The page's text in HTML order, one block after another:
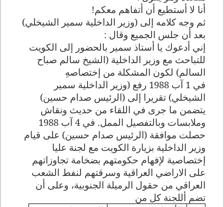
أنا لا أستطيع أن أتفاهم معكم!
ثم وجه كلامه إلى (وزير الداخلية سمير الشيخلي)
بعد أن جلس الجميع وقال :
إني أدعوك يا أستاذ سمير بالحضور إلى الكويت
للتباحث مع وزير الداخلية (الشيخ سالم صباح
السالم) لكون المشكلة من إختصاصهِ
في 1 آب 1988 رفع (وزير الداخلية سمير
الشيخلي) تقريرا إلى (الرئيس صدام حسين)
يتضمن ما جرى في اللقاء من حديث ونقاش
وملابسات وبالتفصيل الممل. في 4 آب 1988
حصلت موافقة (الرئيس صدام حسين) على قيام
وزير الداخلية بزيارة الكويت مع لجنة عليا
إختصاصية لإفهام حكومتهم بضخامة تجاوزاتهم
على الاراضي العراقية وسرقتهم لنفط الشعب
العراقي من حقول الرميلة الجنوبية، وعلى أن
تضم أللجنة كل من